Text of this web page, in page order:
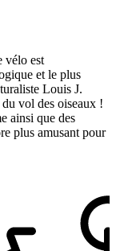
vélo est
et le plus
Louis J.
vol des oiseaux !
ainsi que des
plus amusant pour